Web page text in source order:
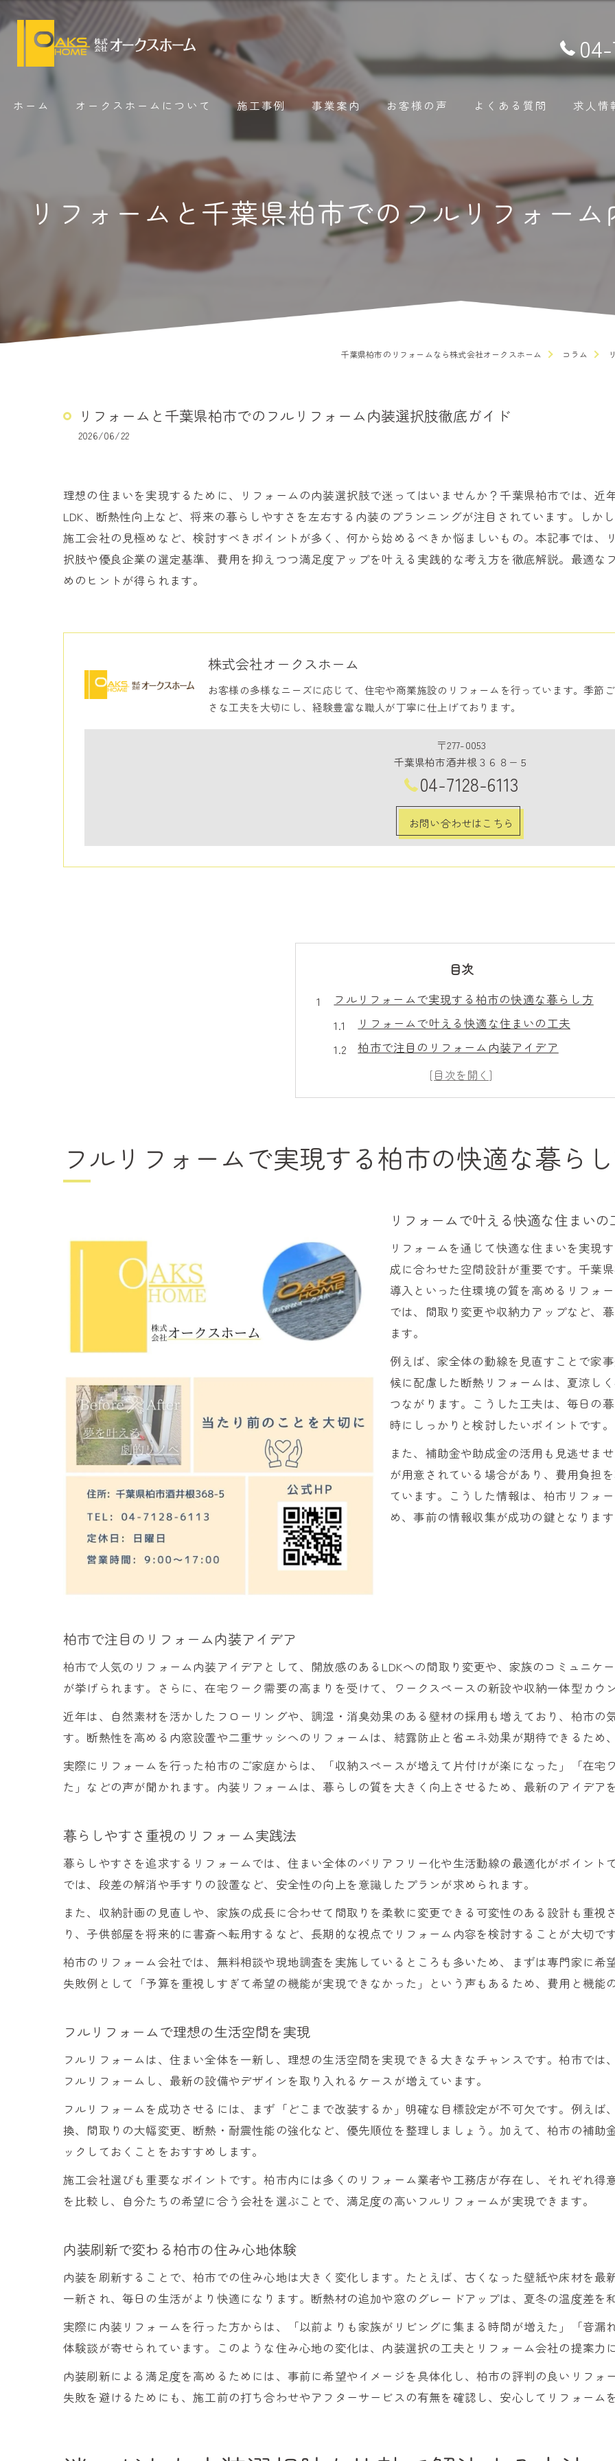
04-
ホーム オークスホームについて 施工事例 事業案内 お客様の声 よくある質問 求人情
リフォームと千葉県柏市でのフルリフォー
千葉県柏市のリフォームなら株式会社オークスホーム コラム
リフォームと千葉県柏市でのフルリフォーム内装選択肢徹底ガイド
2026/06/22
理想の住まいを実現するために、リフォームの内装選択肢で迷ってはいませんか？千葉県柏市では、近
LDK、断熱性向上など、将来の暮らしやすさを左右する内装のプランニングが注目されています。しか
施工会社の見極めなど、検討すべきポイントが多く、何から始めるべきか悩ましいもの。本記事では
択肢や優良企業の選定基準、費用を抑えつつ満足度アップを叶える実践的な考え方を徹底解説。最適
めのヒントが得られます。
株式会社オークスホーム
お客様の多様なニーズに応じて、住宅や商業施設のリフォームを行っています。季節
さな工夫を大切にし、経験豊富な職人が丁寧に仕上げております。
〒277-0053
千葉県柏市酒井根３６８−５
04-7128-6113
お問い合わせはこちら
目次
フルリフォームで実現する柏市の快適な暮らし方
リフォームで叶える快適な住まいの工夫
柏市で注目のリフォーム内装アイデア
暮らしやすさ重視のリフォーム実践法
フルリフォームで理想の生活空間を実現
迷いがちな内装選択肢を比較で解決する方法
リフォーム内装選びの比較ポイント解説
人気リフォーム内装の特徴と選び方ガイド
暮らしに合う内装リフォーム比較のコツ
リフォームで後悔しない内装プラン選定術
柏市で満足度を高めるリフォーム内装のコツ
満足度が上がるリフォーム内装の工夫とは
柏市で選ぶべきリフォーム内装の秘訣
後悔しないリフォーム内装の選び方ポイント
リフォームで叶える快適内装の実践テクニック
柏市で評判の良いリフォーム内装の特徴
断熱性や補助金も考えた内装刷新ポイント
リフォームにおける断熱性強化のポイント
柏市のリフォーム助成金活用術と内装刷新
省エネ重視のリフォーム内装選びのコツ
補助金を活かしたリフォーム内装の工夫
柏市で信頼できるリフォーム会社を見極める視点
信頼できるリフォーム会社選びの基準
評判から探る優良リフォーム会社の特徴
工務店とリフォーム会社の違いと選択ポイント
予算内で叶う理想の内装リフォーム実践ガイド
リフォーム予算内で実現する内装の工夫
費用を抑えたリフォーム内装の選び方
満足度を高めるリフォーム予算配分術
フルリフォームで実現する柏市の快適な暮ら
リフォームで叶える快適な住まいの
リフォームを通じて快適な住まいを実現
成に合わせた空間設計が重要です。千葉
導入といった住環境の質を高めるリフォ
では、間取り変更や収納力アップなど、
ます。
例えば、家全体の動線を見直すことで家
候に配慮した断熱リフォームは、夏涼し
つながります。こうした工夫は、毎日の
時にしっかりと検討したいポイントです。
また、補助金や助成金の活用も見逃せま
が用意されている場合があり、費用負担
ています。こうした情報は、柏市リフォ
め、事前の情報収集が成功の鍵となりま
柏市で注目のリフォーム内装アイデア
柏市で人気のリフォーム内装アイデアとして、開放感のあるLDKへの間取り変更や、家族のコミュニケ
が挙げられます。さらに、在宅ワーク需要の高まりを受けて、ワークスペースの新設や収納一体型カウ
近年は、自然素材を活かしたフローリングや、調湿・消臭効果のある壁材の採用も増えており、柏市の
す。断熱性を高める内窓設置や二重サッシへのリフォームは、結露防止と省エネ効果が期待できるため
実際にリフォームを行った柏市のご家庭からは、「収納スペースが増えて片付けが楽になった」「在
た」などの声が聞かれます。内装リフォームは、暮らしの質を大きく向上させるため、最新のアイデア
暮らしやすさ重視のリフォーム実践法
暮らしやすさを追求するリフォームでは、住まい全体のバリアフリー化や生活動線の最適化がポイン
では、段差の解消や手すりの設置など、安全性の向上を意識したプランが求められます。
また、収納計画の見直しや、家族の成長に合わせて間取りを柔軟に変更できる可変性のある設計も重
り、子供部屋を将来的に書斎へ転用するなど、長期的な視点でリフォーム内容を検討することが大切で
柏市のリフォーム会社では、無料相談や現地調査を実施しているところも多いため、まずは専門家に
失敗例として「予算を重視しすぎて希望の機能が実現できなかった」という声もあるため、費用と機能
フルリフォームで理想の生活空間を実現
フルリフォームは、住まい全体を一新し、理想の生活空間を実現できる大きなチャンスです。柏市で
フルリフォームし、最新の設備やデザインを取り入れるケースが増えています。
フルリフォームを成功させるには、まず「どこまで改装するか」明確な目標設定が不可欠です。例え
換、間取りの大幅変更、断熱・耐震性能の強化など、優先順位を整理しましょう。加えて、柏市の補
ックしておくことをおすすめします。
施工会社選びも重要なポイントです。柏市内には多くのリフォーム業者や工務店が存在し、それぞれ
を比較し、自分たちの希望に合う会社を選ぶことで、満足度の高いフルリフォームが実現できます。
内装刷新で変わる柏市の住み心地体験
内装を刷新することで、柏市での住み心地は大きく変化します。たとえば、古くなった壁紙や床材を
一新され、毎日の生活がより快適になります。断熱材の追加や窓のグレードアップは、夏冬の温度差を
実際に内装リフォームを行った方からは、「以前よりも家族がリビングに集まる時間が増えた」「音
体験談が寄せられています。このような住み心地の変化は、内装選択の工夫とリフォーム会社の提案力
内装刷新による満足度を高めるためには、事前に希望やイメージを具体化し、柏市の評判の良いリフ
失敗を避けるためにも、施工前の打ち合わせやアフターサービスの有無を確認し、安心してリフォーム